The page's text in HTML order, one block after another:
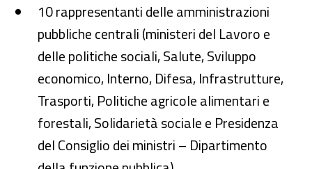
10 rappresentanti delle amministrazioni
pubbliche centrali (ministeri del Lavoro e
delle politiche sociali, Salute, Sviluppo
economico, Interno, Difesa, Infrastrutture,
Trasporti, Politiche agricole alimentari e
forestali, Solidarietà sociale e Presidenza
del Consiglio dei ministri – Dipartimento